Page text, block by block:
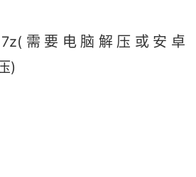
需要电脑解压或安卓
)